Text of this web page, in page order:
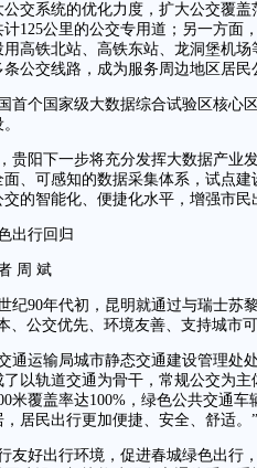
公交系统的优化力度，扩大公交覆
计125公里的公交专用道；另一方面
用高铁北站、高铁东站、龙洞堡机
公交线路，成为服务周边地区居民
首个国家级大数据综合试验区核心
贵阳下一步将充分发挥大数据产业
面、可感知的数据采集体系，试点
的智能化、便捷化水平，增强市民
出行回归
周 斌
纪90年代初，昆明就通过与瑞士苏
、公交优先、环境友善、支持城市
通运输局城市静态交通建设管理处
了以轨道交通为骨干，常规公交为
米覆盖率达100%，绿色公共交通车
居民出行更加便捷、安全、舒适。”
友好出行环境，促进春城绿色出行